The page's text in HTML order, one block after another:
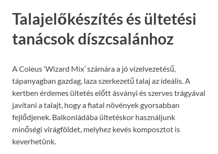
Talajelőkészítés és ültetési
tanácsok díszcsalánhoz
A Coleus ‘Wizard Mix’ számára a jó vízelvezetésű,
tápanyagban gazdag, laza szerkezetű talaj az ideális. A
kertben érdemes ültetés előtt ásványi és szerves trágyával
javítani a talajt, hogy a fiatal növények gyorsabban
fejlődjenek. Balkonládába ültetéskor használjunk
minőségi virágföldet, melyhez kevés komposztot is
keverhetünk.